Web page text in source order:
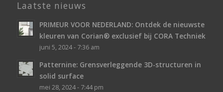
Laatste nieuws
PRIMEUR VOOR NEDERLAND: Ontdek de nieuwste
kleuren van Corian® exclusief bij CORA Techniek
juni 5, 2024 - 7:36 am
Patternine: Grensverleggende 3D-structuren in
solid surface
mei 28, 2024 - 7:44 pm